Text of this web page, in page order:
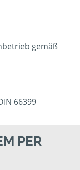
gemäß
66399
PER